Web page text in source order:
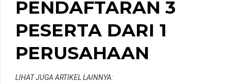
PENDAFTARAN 3
PESERTA DARI 1
PERUSAHAAN
LIHAT JUGA ARTIKEL LAINNYA: